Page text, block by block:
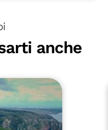
anche